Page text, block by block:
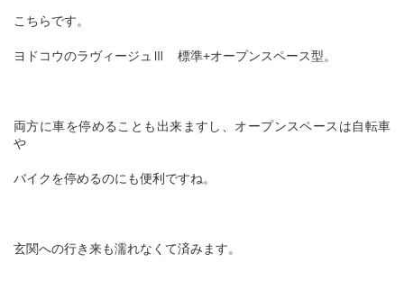
こちらです。
ヨドコウのラヴィージュⅢ 標準+オープンスペース型。
両方に車を停めることも出来ますし、オープンスペースは自転車
や
バイクを停めるのにも便利ですね。
玄関への行き来も濡れなくて済みます。